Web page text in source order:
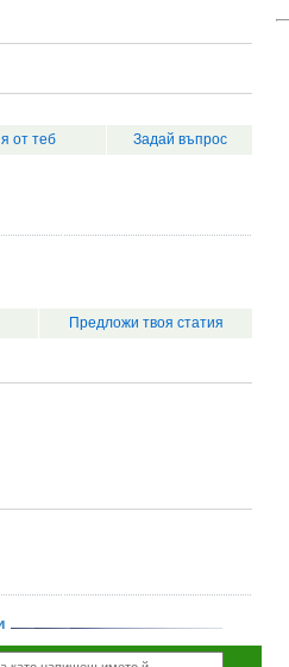
от теб Задай въпрос
Предложи твоя статия